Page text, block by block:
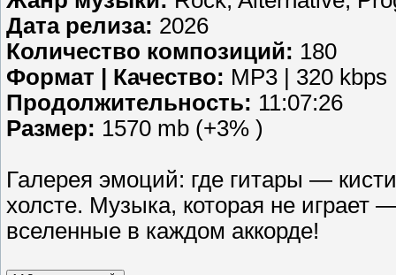
Дата релиза: 2026
Количество композиций: 180
Формат | Качество: MP3 | 320 kbps
Продолжительность: 11:07:26
Размер: 1570 mb (+3% )
Галерея эмоций: где гитары —
холсте. Музыка, которая не
вселенные в каждом аккорде!